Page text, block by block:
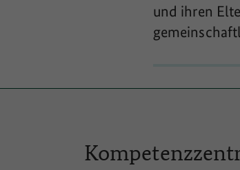
und ihren